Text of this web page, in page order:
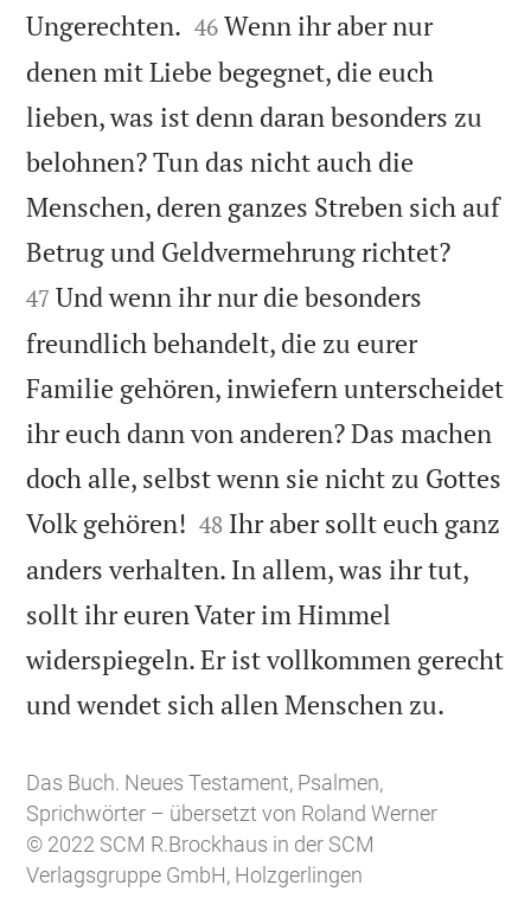
Ungerechten. 

46 Wenn ihr aber nur
denen mit Liebe begegnet, die euch
lieben, was ist denn daran besonders zu
belohnen? Tun das nicht auch die
Menschen, deren ganzes Streben sich auf
Betrug und Geldvermehrung richtet?
47 Und wenn ihr nur die besonders
freundlich behandelt, die zu eurer
Familie gehören, inwiefern unterscheidet
ihr euch dann von anderen? Das machen
doch alle, selbst wenn sie nicht zu Gottes
Volk gehören! 

48 Ihr aber sollt euch ganz
anders verhalten. In allem, was ihr tut,
sollt ihr euren Vater im Himmel
widerspiegeln. Er ist vollkommen gerecht
und wendet sich allen Menschen zu.
Das Buch. Neues Testament, Psalmen,
Sprichwörter – übersetzt von Roland Werner
© 2022 SCM R.Brockhaus in der SCM
Verlagsgruppe GmbH, Holzgerlingen